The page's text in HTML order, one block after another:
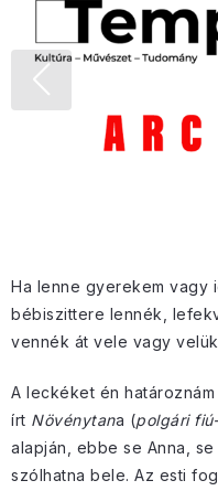
Ha lenne gyerekem vagy
bébiszittere lennék,
vennék át vele vagy
A leckéket én
írt Növénytana (polgári
alapján, ebbe se Anna,
szólhatna bele. Az esti